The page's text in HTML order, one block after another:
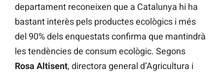
departament reconeixen que a Catalunya hi ha
bastant interès pels productes ecològics i més
del 90% dels enquestats confirma que mantindrà
les tendències de consum ecològic. Segons
Rosa Altisent, directora general d’Agricultura i